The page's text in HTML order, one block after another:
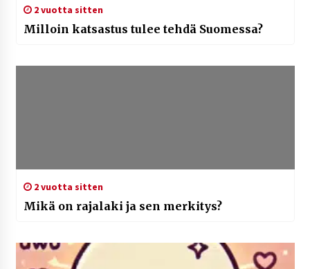
2 vuotta sitten
Milloin katsastus tulee tehdä Suomessa?
2 vuotta sitten
Mikä on rajalaki ja sen merkitys?